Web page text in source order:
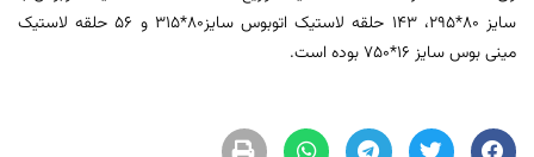
سایز ۸۰*۲۹۵، ۱۴۳ حلقه لاستیک اتوبوس سایز
۸۰*۳۱۵
و ۵۶ حلقه لاستیک
مینی بوس سایز
بوده است.